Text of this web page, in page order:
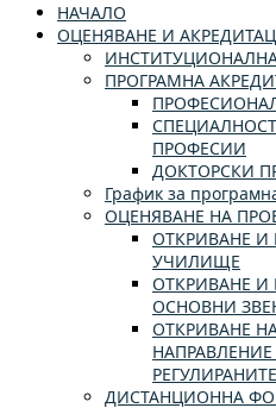
НАЧАЛО
ОЦЕНЯВАНЕ И
ПРОГРАМНА
ПРОФЕСИИ
ДОКТОРСКИ
График за
ОЦЕНЯВАНЕ НА
ОТКРИВАНЕ И
УЧИЛИЩЕ
ОТКРИВАНЕ И
ОСНОВНИ
ОТКРИВАНЕ
ДИСТАНЦИОННА